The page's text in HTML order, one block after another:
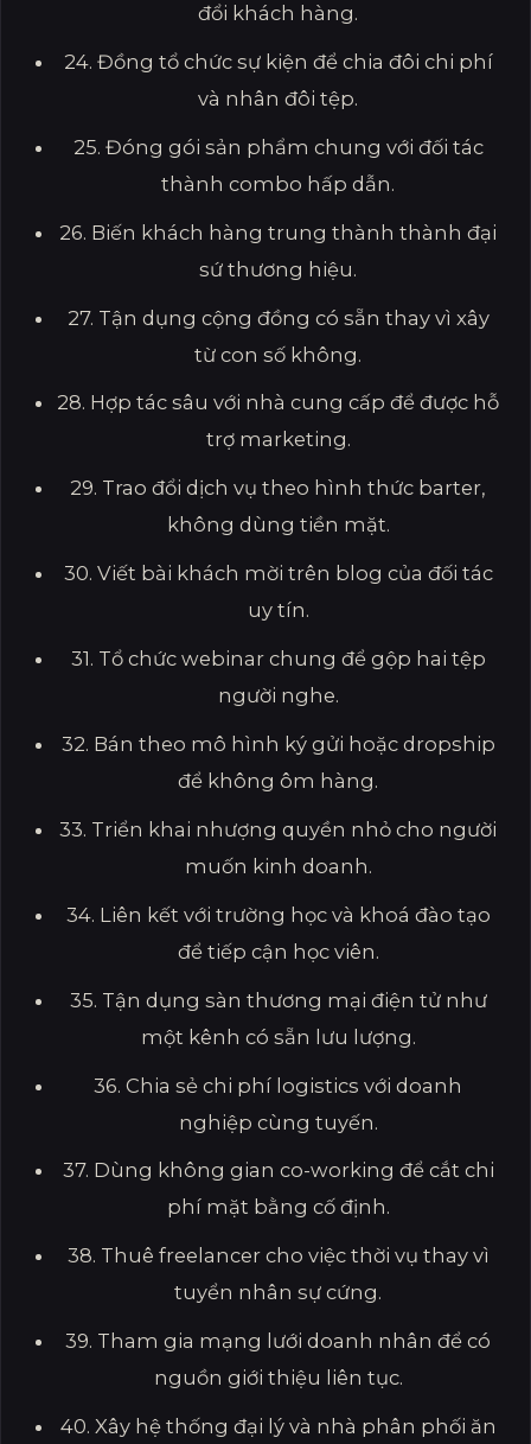
đổi khách hàng.
24. Đồng tổ chức sự kiện để chia đôi chi phí
và nhân đôi tệp.
25. Đóng gói sản phẩm chung với đối tác
thành combo hấp dẫn.
26. Biến khách hàng trung thành thành đại
sứ thương hiệu.
27. Tận dụng cộng đồng có sẵn thay vì xây
từ con số không.
28. Hợp tác sâu với nhà cung cấp để được hỗ
trợ marketing.
29. Trao đổi dịch vụ theo hình thức barter,
không dùng tiền mặt.
30. Viết bài khách mời trên blog của đối tác
uy tín.
31. Tổ chức webinar chung để gộp hai tệp
người nghe.
32. Bán theo mô hình ký gửi hoặc dropship
để không ôm hàng.
33. Triển khai nhượng quyền nhỏ cho người
muốn kinh doanh.
34. Liên kết với trường học và khoá đào tạo
để tiếp cận học viên.
35. Tận dụng sàn thương mại điện tử như
một kênh có sẵn lưu lượng.
36. Chia sẻ chi phí logistics với doanh
nghiệp cùng tuyến.
37. Dùng không gian co-working để cắt chi
phí mặt bằng cố định.
38. Thuê freelancer cho việc thời vụ thay vì
tuyển nhân sự cứng.
39. Tham gia mạng lưới doanh nhân để có
nguồn giới thiệu liên tục.
40. Xây hệ thống đại lý và nhà phân phối ăn